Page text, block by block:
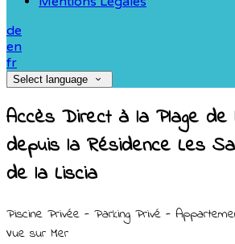
de
en
fr
Select language
Accès Direct à la Plage de
depuis la Résidence Les
de la Liscia
Piscine Privée - Parking Privé -
Vue sur Mer